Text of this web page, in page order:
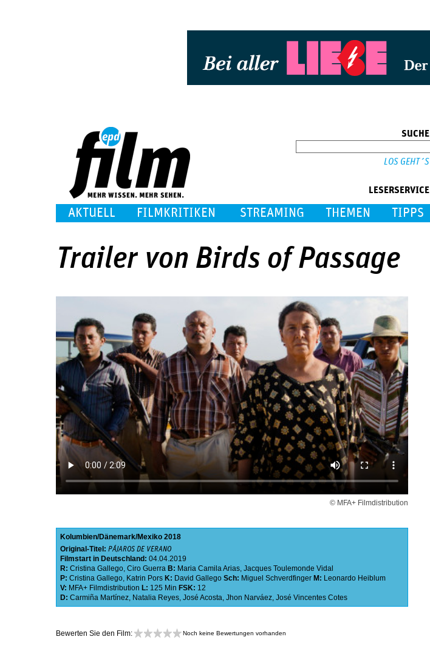
SUCHE
LESERSERVICE
AKTUELL FILMKRITIKEN STREAMING THEMEN TIPPS
Trailer von Birds of Passage
© MFA+ Filmdistribution
Kolumbien Dänemark Mexiko 2018
Original-Titel: PÁJAROS DE VERANO
Filmstart in Deutschland: 04.04.2019
R: Cristina Gallego, Ciro Guerra B: Maria Camila Arias, Jacques Toulemonde Vidal
P: Cristina Gallego, Katrin Pors K: David Gallego Sch: Miguel Schverdfinger M: Leonardo Heiblum
V: MFA+ Filmdistribution L: 125 Min FSK: 12
D: Carmiña Martínez, Natalia Reyes, José Acosta, Jhon Narváez, José Vincentes Cotes
Bewerten Sie den Film: Noch keine Bewertungen vorhanden